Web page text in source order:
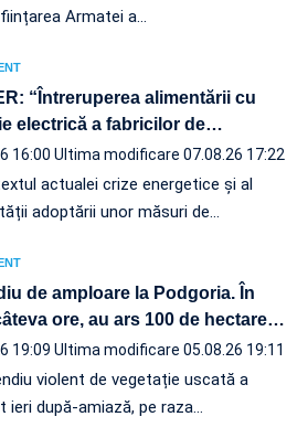
Armatei a…
“Întreruperea alimentării cu
electrică a fabricilor de…
16:00 Ultima modificare 07.08.26 17:22
actualei crize energetice și al
adoptării unor măsuri de…
de amploare la Podgoria. În
ore, au ars 100 de hectare…
19:09 Ultima modificare 05.08.26 19:11
violent de vegetație uscată a
ieri după-amiază, pe raza…